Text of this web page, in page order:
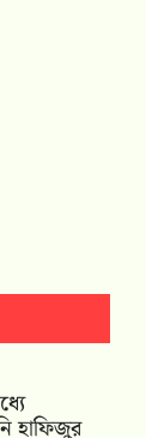
হাফিজুর